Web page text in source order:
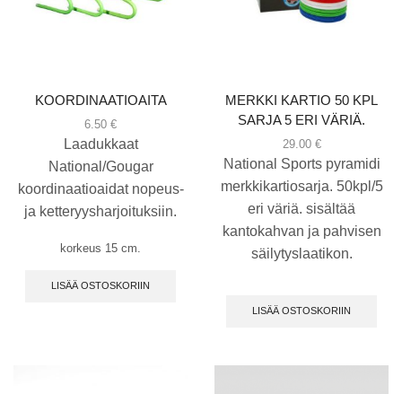
KOORDINAATIOAITA
6.50 €
Laadukkaat
National/Gougar
koordinaatioaidat nopeus-
ja ketteryysharjoituksiin.
korkeus 15 cm.
LISÄÄ OSTOSKORIIN
MERKKI KARTIO 50 KPL
SARJA 5 ERI VÄRIÄ.
29.00 €
National Sports pyramidi
merkkikartiosarja. 50kpl/5
eri väriä. sisältää
kantokahvan ja pahvisen
säilytyslaatikon.
LISÄÄ OSTOSKORIIN